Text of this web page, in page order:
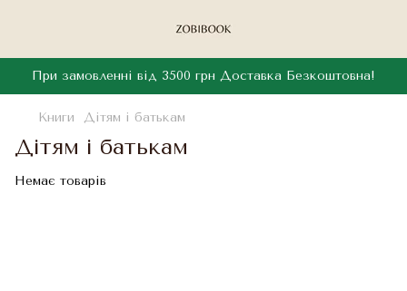
При замовленні від 3500 грн Доставка Безкоштовна!
Книги Дітям і батькам
Дітям і батькам
Немає товарів